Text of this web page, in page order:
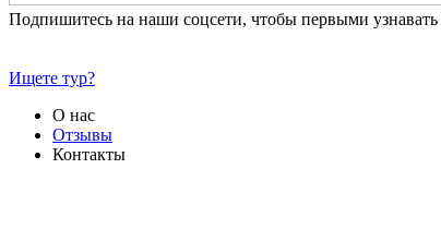
Подпишитесь на наши соцсети, чтобы первыми
Ищете тур?
О нас
Отзывы
Контакты